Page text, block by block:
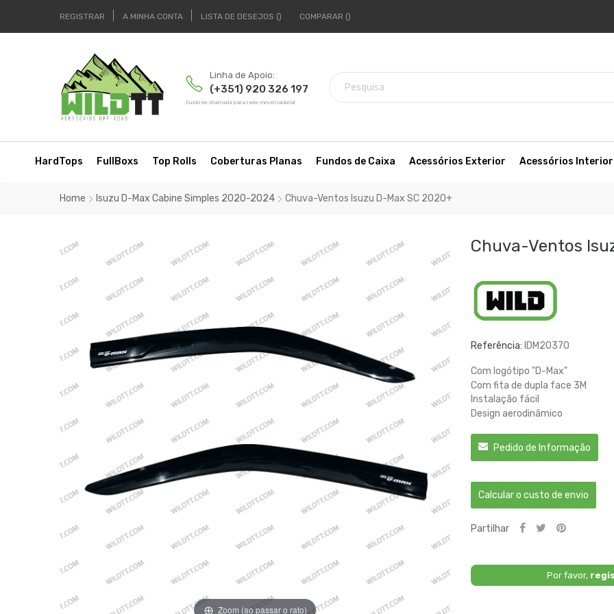
REGISTRAR A MINHA CONTA LISTA DE DESEJOS COMPARAR
Linha de Apoio:
(+351) 920 326 197
Custo de chamada para rede móvel nacional
HardTops FullBoxs Top Rolls Coberturas Planas Fundos de Caixa Acessórios Exterior Acessórios Interior
Home Isuzu D-Max Cabine Simples 2020-2024 Chuva-Ventos Isuzu D-Max SC 2020+
Zoom (ao passar o rato)
Chuva-Ventos
Referência: IDM20370
Com logótipo "D-Max"
Com fita de dupla face 3M
Instalação fácil
Design aerodinâmico
Pedido de Informação
Calcular o custo de envio
Partilhar
Por favor,